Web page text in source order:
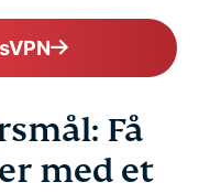
Få
med et